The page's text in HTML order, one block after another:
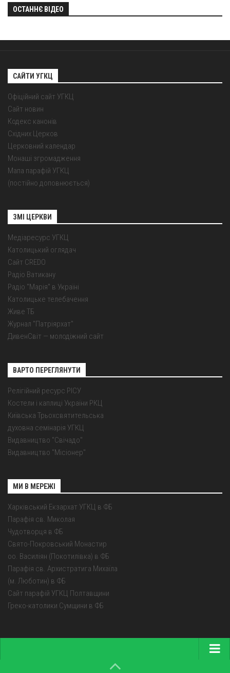
ОСТАННЄ ВІДЕО
САЙТИ УГКЦ
Офіційний сайт УГКЦ
Сайт новин
Кодекс канонів
Східних Церков
Церковний календар
Монаші згромадження
Мапа парафій УГКЦ
(постійно доповнюється)
ЗМІ ЦЕРКВИ
Медіаресурс УГКЦ
Католицький оглядач
Сайт CREDO
Радіо Ватикану
Радіо "Марія" в Україні
Католицьке телебачення
Живе ТБ
Журнал "Патріярхат"
ДивенСвіт — молодіжний сайт
ВАРТО ПЕРЕГЛЯНУТИ
Релігійний ресурс РІСУ
Костели і каплиці України РКЦ
Київська Трьохсвятительська
духовна семінарія УГКЦ
Видавництво "Свічадо"
Видавництво "Місіонер"
МИ В МЕРЕЖІ
Харківський Екзархат УГКЦ в ФБ
Парафія св. Миколая
Чудотворця в ФБ
Свято-Покровський Монастир
оо. Василіян (Покотилівка) в ФБ
Парафія св. Архистратига Михаїла
(м. Люботин) в ФБ
Сайт парафій УГКЦ Полтавщини
Греко-католики Сумщини в ФБ